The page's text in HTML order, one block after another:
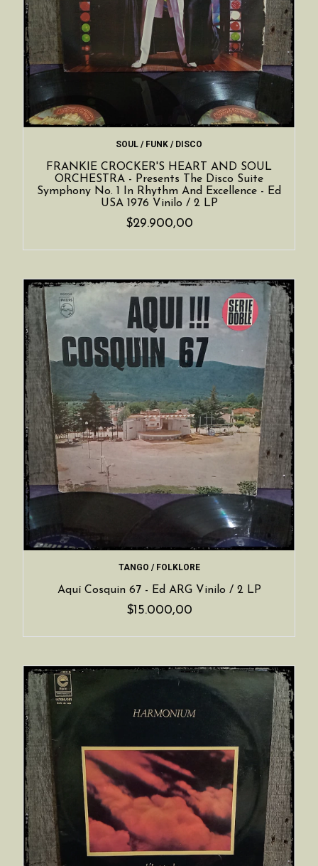
SOUL / FUNK / DISCO
FRANKIE CROCKER'S HEART AND SOUL
ORCHESTRA - Presents The Disco Suite
Symphony No. 1 In Rhythm And Excellence - Ed
USA 1976 Vinilo / 2 LP
$29.900,00
TANGO / FOLKLORE
Aquí Cosquin 67 - Ed ARG Vinilo / 2 LP
$15.000,00